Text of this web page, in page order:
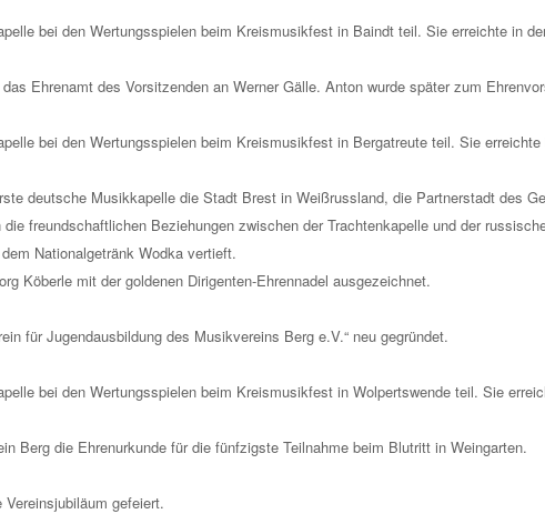
bei den Wertungsspielen beim Kreismusikfest in Baindt teil. Sie erreichte in
Ehrenamt des Vorsitzenden an Werner Gälle. Anton wurde später zum
bei den Wertungsspielen beim Kreismusikfest in Bergatreute teil. Sie
deutsche Musikkapelle die Stadt Brest in Weißrussland, die Partnerstadt des
freundschaftlichen Beziehungen zwischen der Trachtenkapelle und der
Nationalgetränk Wodka vertieft.
Köberle mit der goldenen Dirigenten-Ehrennadel ausgezeichnet.
für Jugendausbildung des Musikvereins Berg e.V.“ neu gegründet.
bei den Wertungsspielen beim Kreismusikfest in Wolpertswende teil. Sie
Berg die Ehrenurkunde für die fünfzigste Teilnahme beim Blutritt in Weingarten.
Vereinsjubiläum gefeiert.